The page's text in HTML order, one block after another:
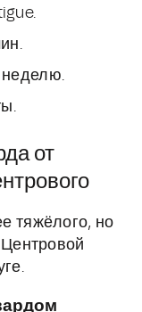
неделю.
от
тяжёлого, но